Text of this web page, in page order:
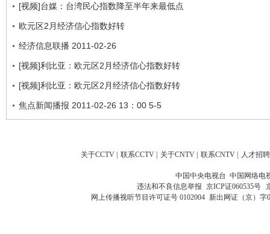
[视频]台媒：台湾民心指数降至半年来最低点
欧元区2月经济信心指数好转
经济信息联播 2011-02-26
[视频]利比亚：欧元区2月经济信心指数好转
[视频]利比亚：欧元区2月经济信心指数好转
焦点新闻播报 2011-02-26 13：00 5-5
关于CCTV | 联系CCTV | 关于CNTV | 联系CNTV | 人才招聘
中国中央电视台 中国网络电
违法和不良信息举报 京ICP证060535号
网上传播视听节目许可证号 0102004 新出网证（京）